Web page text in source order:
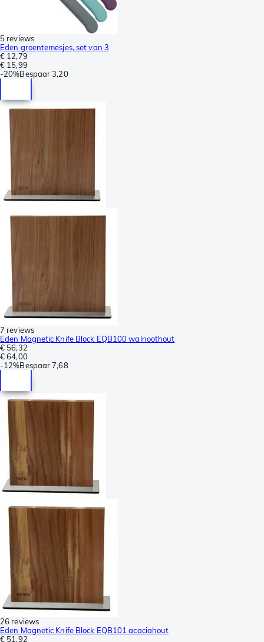
5 reviews
Eden groentemesjes, set van 3
€ 12,79
€ 15,99
-20%Bespaar 3,20
7 reviews
Eden Magnetic Knife Block EQB100 walnoothout
€ 56,32
€ 64,00
-12%Bespaar 7,68
26 reviews
Eden Magnetic Knife Block EQB101 acaciahout
€ 51,92